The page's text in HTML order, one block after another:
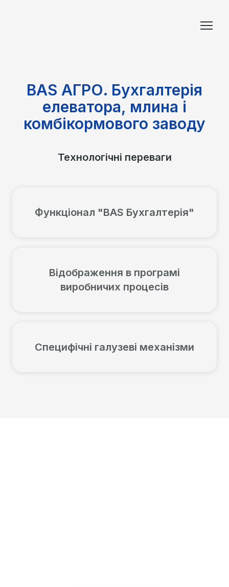
BAS АГРО. Бухгалтерія
елеватора, млина і
комбікормового заводу
Технологічні переваги
Функціонал "BAS Бухгалтерія"
Відображення в програмі
виробничих процесів
Специфічні галузеві механізми